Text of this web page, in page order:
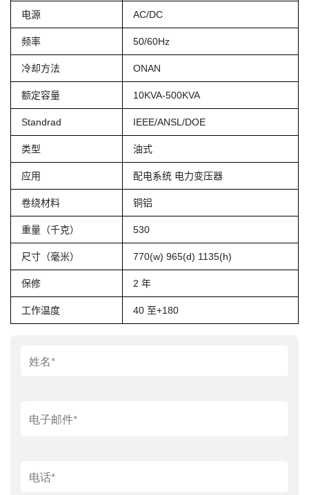
电源 AC/DC
频率 50/60Hz
冷却方法 ONAN
额定容量 10KVA-500KVA
Standrad IEEE/ANSL/DOE
类型 油式
应用 配电系统 电力变压器
卷绕材料 铜铝
重量（千克） 530
尺寸（毫米） 770(w) 965(d) 1135(h)
保修 2 年
工作温度 40 至+180